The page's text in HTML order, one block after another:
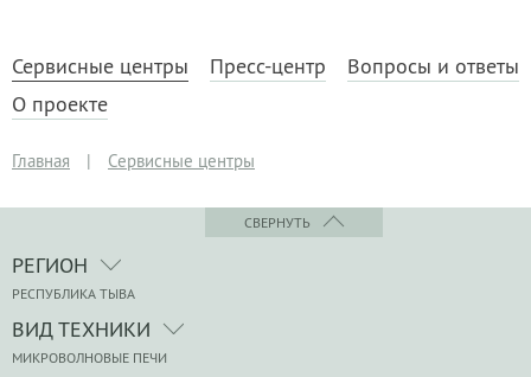
Сервисные центры Пресс-центр
Вопросы и ответы
О проекте
Главная | Сервисные центры
СВЕРНУТЬ
РЕГИОН
РЕСПУБЛИКА ТЫВА
ВИД ТЕХНИКИ
МИКРОВОЛНОВЫЕ ПЕЧИ